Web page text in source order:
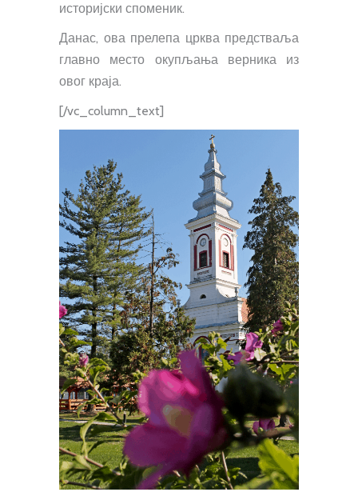
историјски споменик.
Данас, ова прелепа црква предстваља
главно место окупљања верника из
овог краја.
[/vc_column_text]